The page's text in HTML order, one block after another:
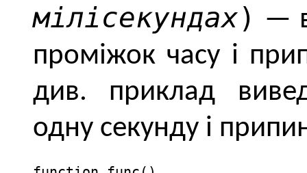
мілісекундах) —
проміжок часу і
див. приклад
одну секунду і